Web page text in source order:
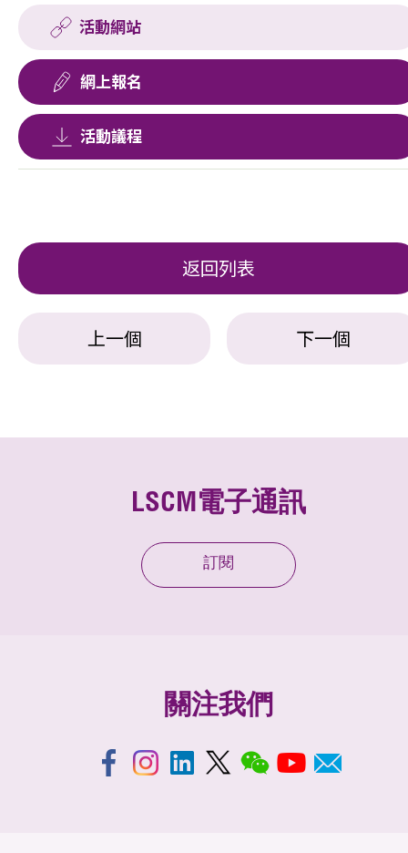
活動網站
網上報名
活動議程
返回列表
上一個 下一個
LSCM電子通訊
訂閱
關注我們